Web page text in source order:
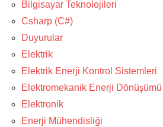
Bilgisayar Teknolojileri
Csharp (C#)
Duyurular
Elektrik
Elektrik Enerji Kontrol Sistemleri
Elektromekanik Enerji Dönüşümü
Elektronik
Enerji Mühendisliği